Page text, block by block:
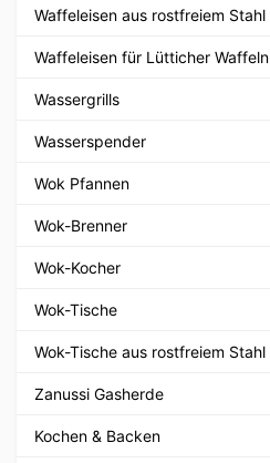
Waffeleisen aus rostfreiem Stahl
Waffeleisen für Lütticher Waffeln
Wassergrills
Wasserspender
Wok Pfannen
Wok-Brenner
Wok-Kocher
Wok-Tische
Wok-Tische aus rostfreiem Stahl
Zanussi Gasherde
Kochen & Backen